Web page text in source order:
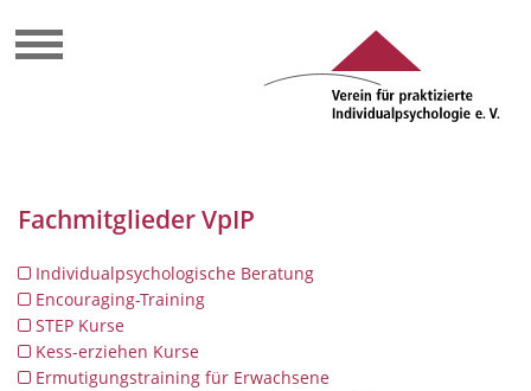
Fachmitglieder VpIP
Individualpsychologische Beratung
Encouraging-Training
STEP Kurse
Kess-erziehen Kurse
Ermutigungstraining für Erwachsene